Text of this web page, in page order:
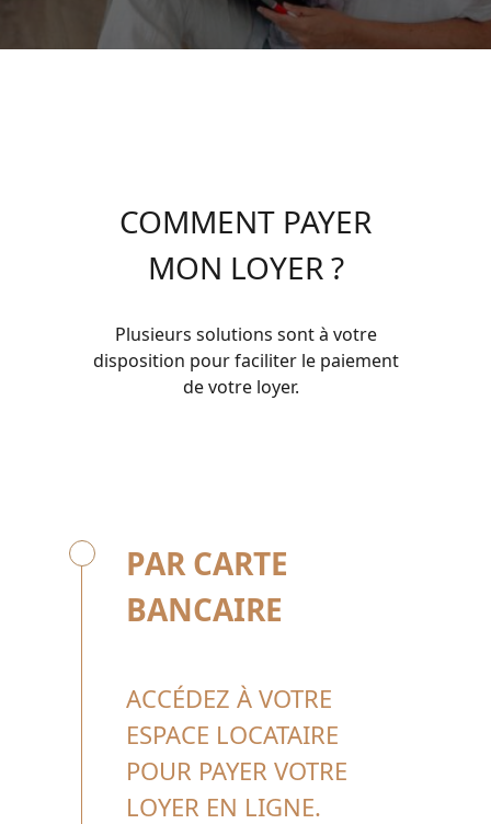
COMMENT PAYER
MON LOYER ?
Plusieurs solutions sont à votre
disposition pour faciliter le paiement
de votre loyer.
PAR CARTE
BANCAIRE
ACCÉDEZ À VOTRE
ESPACE LOCATAIRE
POUR PAYER VOTRE
LOYER EN LIGNE.